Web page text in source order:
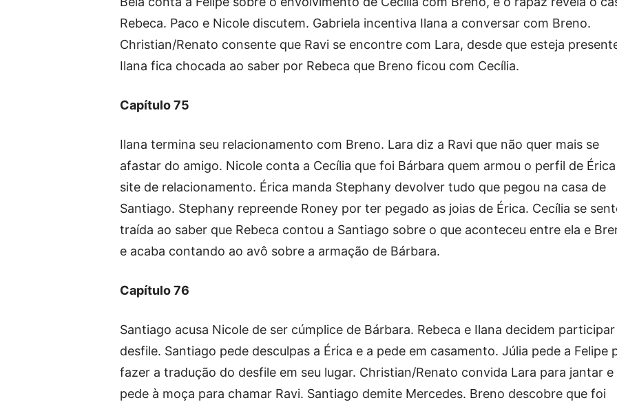
Rebeca. Paco e Nicole discutem. Gabriela incentiva Ilana a conversar com Breno.
Christian/Renato consente que Ravi se encontre com Lara, desde que esteja
Ilana fica chocada ao saber por Rebeca que Breno ficou com Cecília.
Capítulo 75
Ilana termina seu relacionamento com Breno. Lara diz a Ravi que não quer mais se
afastar do amigo. Nicole conta a Cecília que foi Bárbara quem armou o perfil de
site de relacionamento. Érica manda Stephany devolver tudo que pegou na casa de
Santiago. Stephany repreende Roney por ter pegado as joias de Érica. Cecília se
traída ao saber que Rebeca contou a Santiago sobre o que aconteceu entre ela e
e acaba contando ao avô sobre a armação de Bárbara.
Capítulo 76
Santiago acusa Nicole de ser cúmplice de Bárbara. Rebeca e Ilana decidem
desfile. Santiago pede desculpas a Érica e a pede em casamento. Júlia pede a Felipe
fazer a tradução do desfile em seu lugar. Christian/Renato convida Lara para jantar e
pede à moça para chamar Ravi. Santiago demite Mercedes. Breno descobre que foi